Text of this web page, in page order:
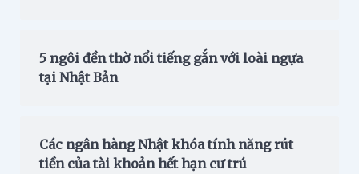
5 ngôi đền thờ nổi tiếng gắn với loài ngựa
tại Nhật Bản
Các ngân hàng Nhật khóa tính năng rút
tiền của tài khoản hết hạn cư trú